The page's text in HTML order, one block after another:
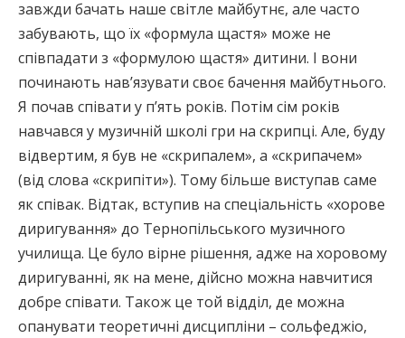
завжди бачать наше світле майбутнє, але часто
забувають, що їх «формула щастя» може не
співпадати з «формулою щастя» дитини. І вони
починають нав’язувати своє бачення майбутнього.
Я почав співати у п’ять років. Потім сім років
навчався у музичній школі гри на скрипці. Але, буду
відвертим, я був не «скрипалем», а «скрипачем»
(від слова «скрипіти»). Тому більше виступав саме
як співак. Відтак, вступив на спеціальність «хорове
диригування» до Тернопільського музичного
училища. Це було вірне рішення, адже на хоровому
диригуванні, як на мене, дійсно можна навчитися
добре співати. Також це той відділ, де можна
опанувати теоретичні дисципліни – сольфеджіо,